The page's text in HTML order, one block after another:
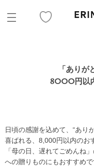
「ありが
8000円以
日頃の感謝を込めて、“あり
喜ばれる、8,000円以内のお
「母の日、遅れてごめんね
への贈りものにもおすすめ